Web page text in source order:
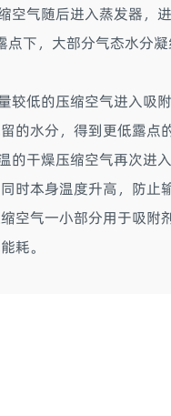
气随后进入蒸发器，
下，大部分气态水分
低的压缩空气进入吸
的水分，得到更低露点
干燥压缩空气再次进
时本身温度升高，防止
空气一小部分用于吸附
耗。